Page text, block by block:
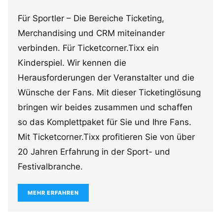
Für Sportler – Die Bereiche Ticketing,
Merchandising und CRM miteinander
verbinden. Für Ticketcorner.Tixx ein
Kinderspiel. Wir kennen die
Herausforderungen der Veranstalter und die
Wünsche der Fans. Mit dieser Ticketinglösung
bringen wir beides zusammen und schaffen
so das Komplettpaket für Sie und Ihre Fans.
Mit Ticketcorner.Tixx profitieren Sie von über
20 Jahren Erfahrung in der Sport- und
Festivalbranche.
MEHR ERFAHREN